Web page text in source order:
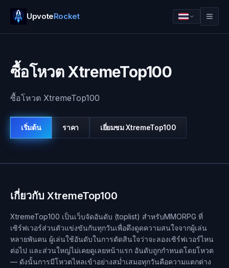
UpvoteRocket
ซื้อโหวต XtremeTop100
ซื้อโหวต XtremeTop100
เริ่มต้น ราคา เยี่ยมชม XtremeTop100
เกี่ยวกับ XtremeTop100
XtremeTop100 เป็นเว็บจัดอันดับ (toplist) สำหรับMMORPG ที่
เซิร์ฟเวอร์ส่วนตัวแข่งขันกันทุกวันเพื่อดึงดูดความสนใจจากผู้เล่น
หลายพันคน ผู้เล่นใช้อันดับในการตัดสินใจว่าจะลองเซิร์ฟเวอร์ไหน
ต่อไป และส่วนใหญ่ไม่เคยดูเลยหน้าแรก อันดับถูกกำหนดโดยโหวต
— ดังนั้นการมีโหวตไหลเข้าอย่างสม่ำเสมอทุกวันคือความแตกต่าง